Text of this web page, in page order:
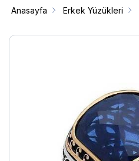
Anasayfa Erkek Yüzükleri